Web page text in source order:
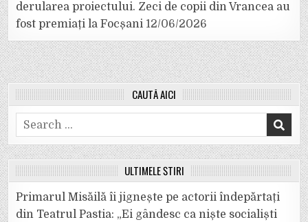
derularea proiectului. Zeci de copii din Vrancea au
fost premiați la Focșani 12/06/2026
CAUTĂ AICI
Search
for:
ULTIMELE ȘTIRI
Primarul Misăilă îi jignește pe actorii îndepărtați
din Teatrul Pastia: „Ei gândesc ca niște socialiști